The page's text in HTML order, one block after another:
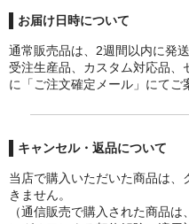
お届け日時について
通常販売品は、2週間以内に発送
受注生産品、カスタム対応品、
に「ご注文確定メール」にてご
キャンセル・返品について
当店で購入いただいた商品は
きません。
（通信販売で購入された商品